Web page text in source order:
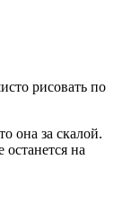
рисовать по
она за скалой.
на